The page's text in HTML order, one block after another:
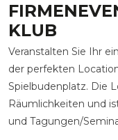
KLUB
Veranstalten Sie Ihr
der perfekten
Spielbudenplatz. Die
Räumlichkeiten und
und Tagungen/